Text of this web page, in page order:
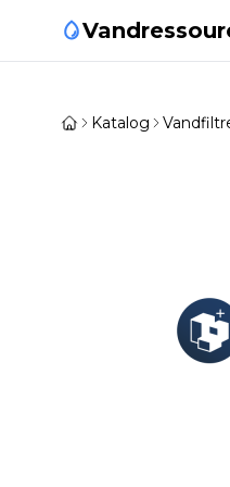
Katalog